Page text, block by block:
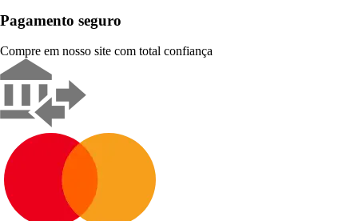
Pagamento seguro
Compre em nosso site com total confiança